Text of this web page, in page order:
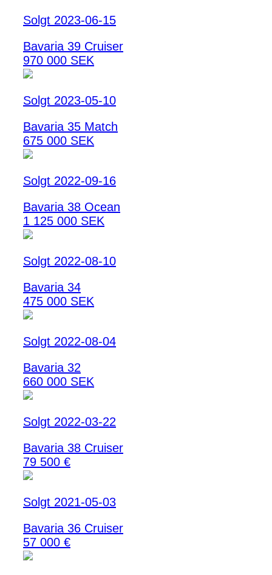
Solgt 2023-06-15
Bavaria 39 Cruiser
970 000 SEK
Solgt 2023-05-10
Bavaria 35 Match
675 000 SEK
Solgt 2022-09-16
Bavaria 38 Ocean
1 125 000 SEK
Solgt 2022-08-10
Bavaria 34
475 000 SEK
Solgt 2022-08-04
Bavaria 32
660 000 SEK
Solgt 2022-03-22
Bavaria 38 Cruiser
79 500 €
Solgt 2021-05-03
Bavaria 36 Cruiser
57 000 €